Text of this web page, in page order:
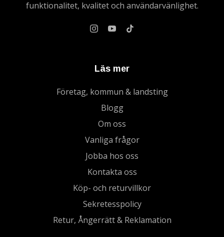
funktionalitet, kvalitet och användarvänlighet.
Läs mer
Företag, kommun & landsting
Blogg
Om oss
Vanliga frågor
Jobba hos oss
Kontakta oss
Köp- och returvillkor
Sekretesspolicy
Retur, Ångerrätt & Reklamation